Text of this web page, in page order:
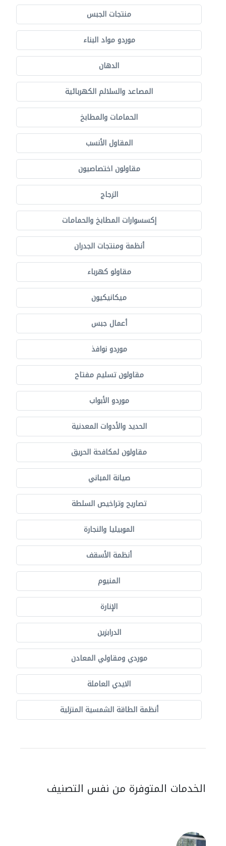
منتجات الجبس
موردو مواد البناء
الدهان
المصاعد والسلالم الكهربائية
الحمامات والمطابخ
المقاول الأنسب
مقاولون اختصاصيون
الزجاج
إكسسوارات المطابخ والحمامات
أنظمة ومنتجات الجدران
مقاولو كهرباء
ميكانيكيون
أعمال جبس
موردو نوافذ
مقاولون تسليم مفتاح
موردو الأبواب
الحديد والأدوات المعدنية
مقاولون لمكافحة الحريق
صيانة المباني
تصاريح وتراخيص السلطة
الموبيليا والنجارة
أنظمة الأسقف
المنيوم
الإنارة
الدرابزين
موردي ومقاولي المعادن
الايدي العاملة
أنظمة الطاقة الشمسية المنزلية
الخدمات المتوفرة من نفس التصنيف